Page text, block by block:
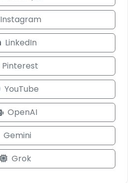
Instagram
LinkedIn
Pinterest
YouTube
OpenAI
Gemini
Grok